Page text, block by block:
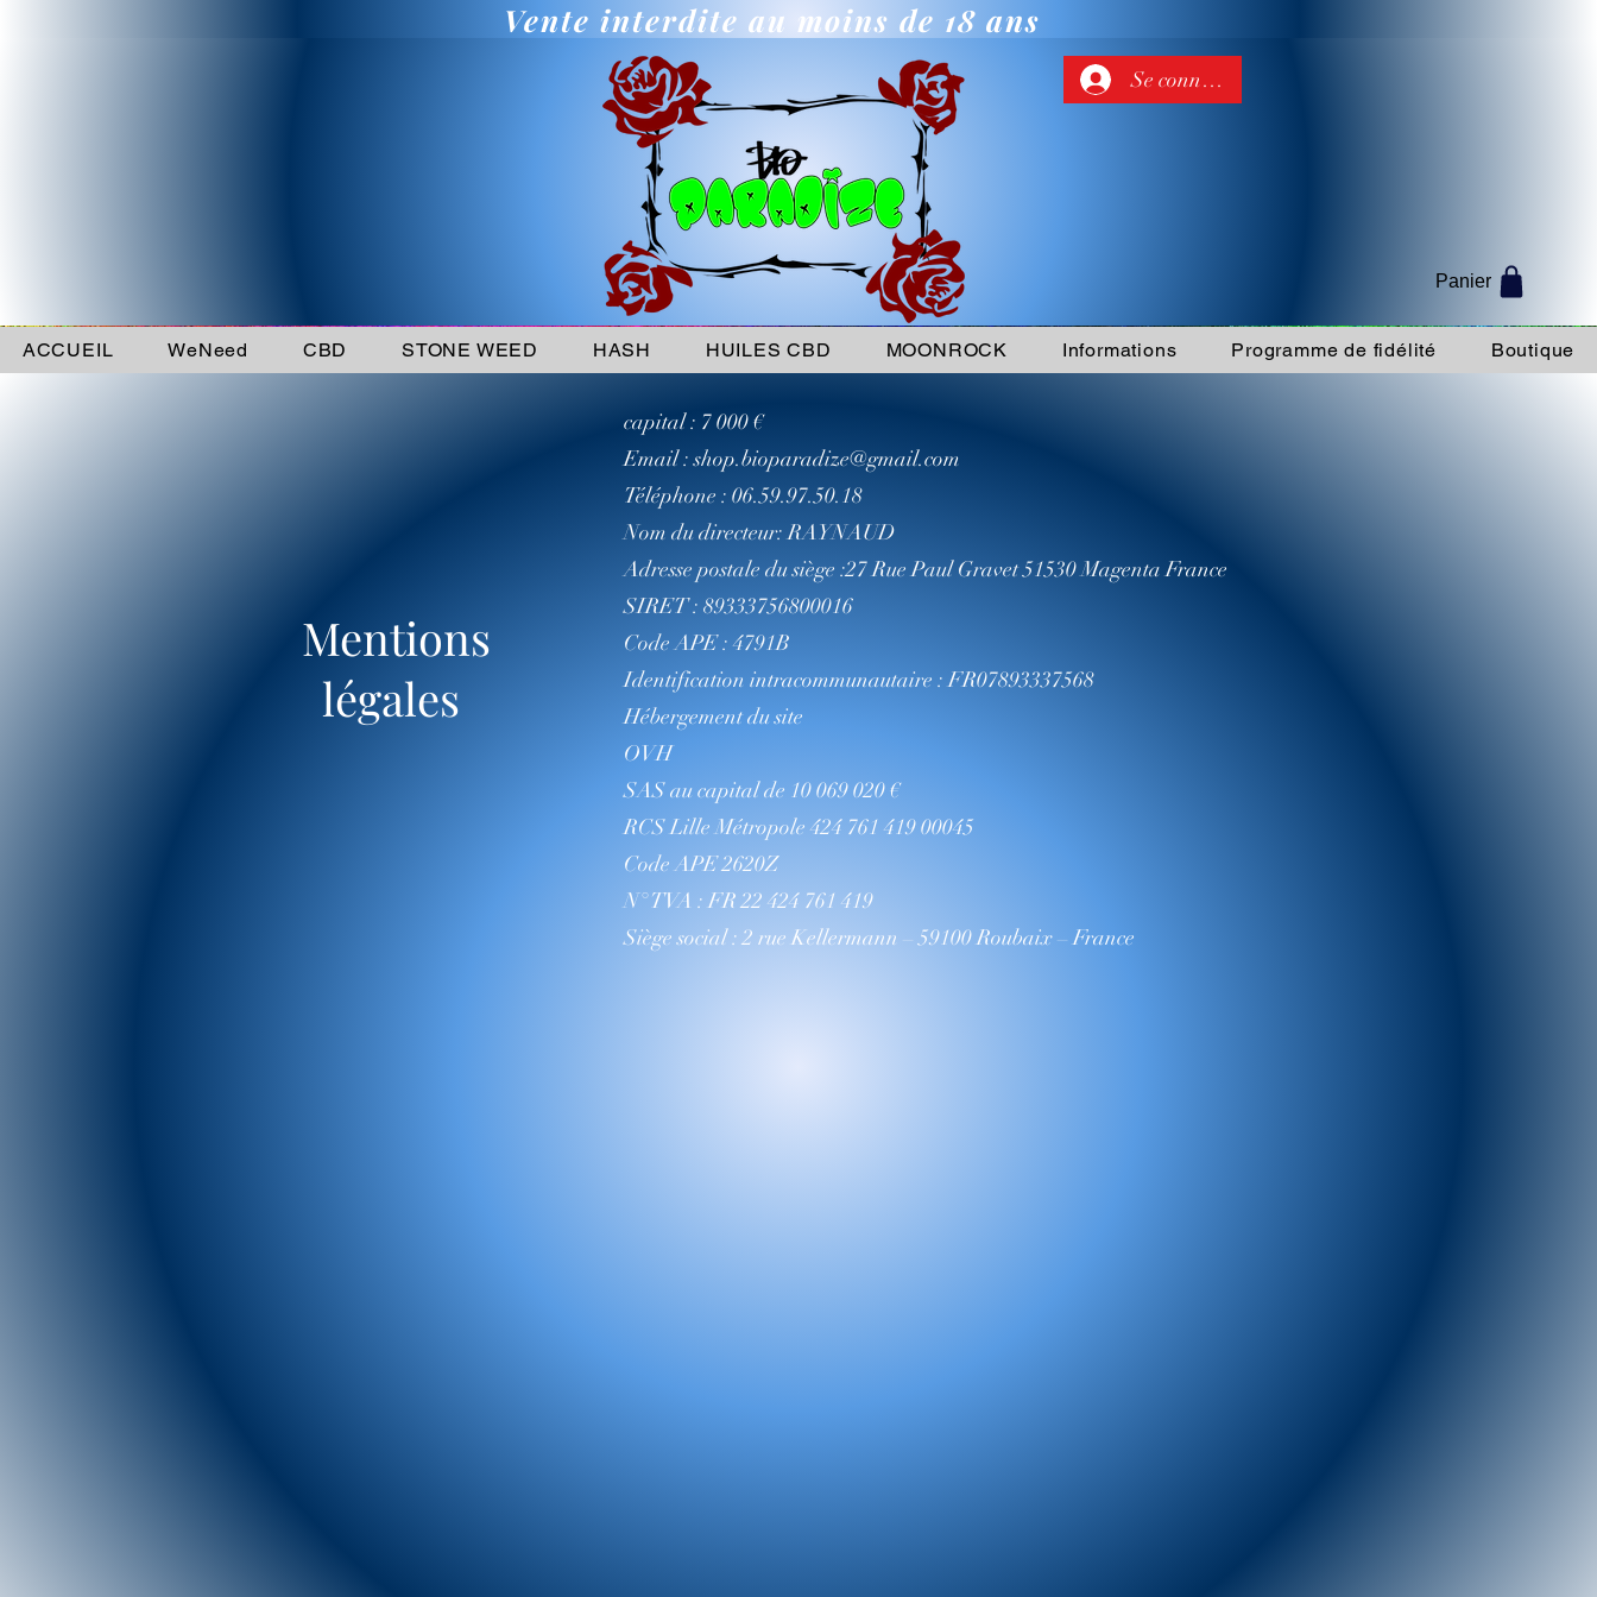
Vente interdite au moins de 18 ans
Se connecter
Panier
ACCUEIL WeNeed CBD STONE WEED HASH HUILES CBD MOONROCK Informations Programme de fidélité Boutique
Mentions
légales
capital : 7 000 €
Email :shop.bioparadize@gmail.com
Téléphone : 06.59.97.50.18
Nom du directeur: RAYNAUD
Adresse postale du siège :27 Rue Paul Gravet 51530 Magenta France
SIRET : 89333756800016
Code APE : 4791B
Identification intracommunautaire : FR07893337568
Hébergement du site
OVH
SAS au capital de 10 069 020 €
RCS Lille Métropole 424 761 419 00045
Code APE 2620Z
N° TVA : FR 22 424 761 419
Siège social : 2 rue Kellermann – 59100 Roubaix – France